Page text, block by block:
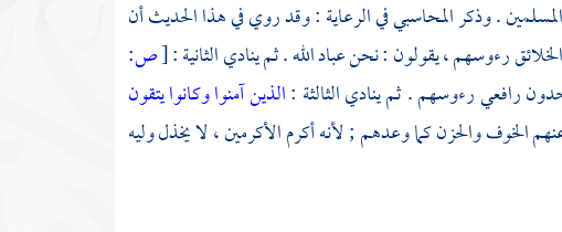
. وذكرالمحاسبيفي الرعاية : وقد روي في هذا الحديث أن
رءوسهم ، يقولون : نحن عباد الله . ثم ينادي الثانية :[ص:
رافعي رءوسهم . ثم ينادي الثالثة :الذين آمنوا وكانوا يتقون
الخوف والحزن كما وعدهم ; لأنه أكرم الأكرمين ، لا يخذل وليه